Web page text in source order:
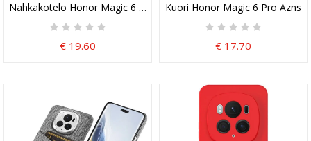
Nahkakotelo Honor Magic 6 Pro Retro Mokkanahka -tyyli
€ 19.60
Kuori Honor Magic 6 Pro Azns
€ 17.70